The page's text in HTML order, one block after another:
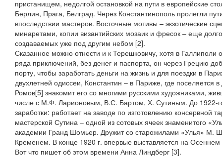
пристанищем, недолгой остановкой на пути в европейские
Берлин, Прага, Белград. Через Константинополь пролегли
впоследствии мастеров. Восточные мотивы – экзотические
минаретами, копии византийских мозаик и фресок – еще
создаваемых уже под другим небом [2].
Сказанное можно отнести и к Терешковичу, хотя в
ряда приключений, без денег и паспорта, он через Грецию
порту, чтобы заработать деньги на жизнь и для поездки в
двухлетней одиссеи, Константин – в Париже, где
Ромов[5] знакомит его со многими русскими художниками,
числе с М.Ф. Ларионовым, В.С. Бартом, Х. Сутиным. До 1922-
заработки: работает на заводе по изготовлению консервной
мастерской Сутина – одной из сотовых ячеек знаменитого
академии Гранд Шомьер. Дружит со старожилами «Улья» М.
Кременем. В конце 1920 г. впервые выставляется на
Вот что пишет об этом времени Анна Линдберг [3].